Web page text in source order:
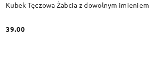
Kubek Tęczowa Żabcia z dowolnym imieniem
Cena:
39.00